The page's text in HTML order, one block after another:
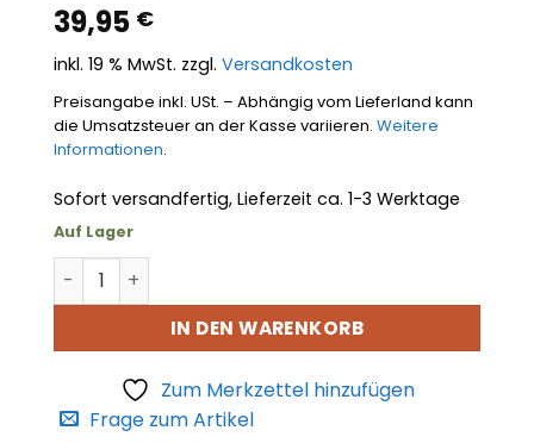
39,95 €
inkl. 19 % MwSt. zzgl. Versandkosten
Preisangabe inkl. USt. – Abhängig vom Lieferland kann
die Umsatzsteuer an der Kasse variieren. Weitere
Informationen.
Sofort versandfertig, Lieferzeit ca. 1-3 Werktage
Auf Lager
Öleinfülldeckel Menge
IN DEN WARENKORB
Zum Merkzettel hinzufügen
Frage zum Artikel